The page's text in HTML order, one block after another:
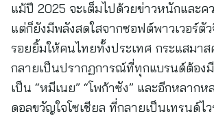
แม้ปี 2025 จะเต็มไปด้วยข่าวหนักและค
แต่ก็ยังมีพลังสดใสจากซอฟต์พาวเวอร์ตัว
รอยยิ้มให้คนไทยทั้งประเทศ กระแสมาส
กลายเป็นปรากฏการณ์ที่ทุกแบรนด์ต้อง
เป็น “หมีเนย” “โพก้าซัง” และอีกหลาก
ดอลขวัญใจโซเชียล ที่กลายเป็นเทรนด์ไ